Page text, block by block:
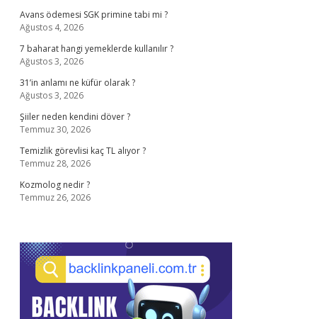
Avans ödemesi SGK primine tabi mi ?
Ağustos 4, 2026
7 baharat hangi yemeklerde kullanılır ?
Ağustos 3, 2026
31’in anlamı ne küfür olarak ?
Ağustos 3, 2026
Şiiler neden kendini döver ?
Temmuz 30, 2026
Temizlik görevlisi kaç TL alıyor ?
Temmuz 28, 2026
Kozmolog nedir ?
Temmuz 26, 2026